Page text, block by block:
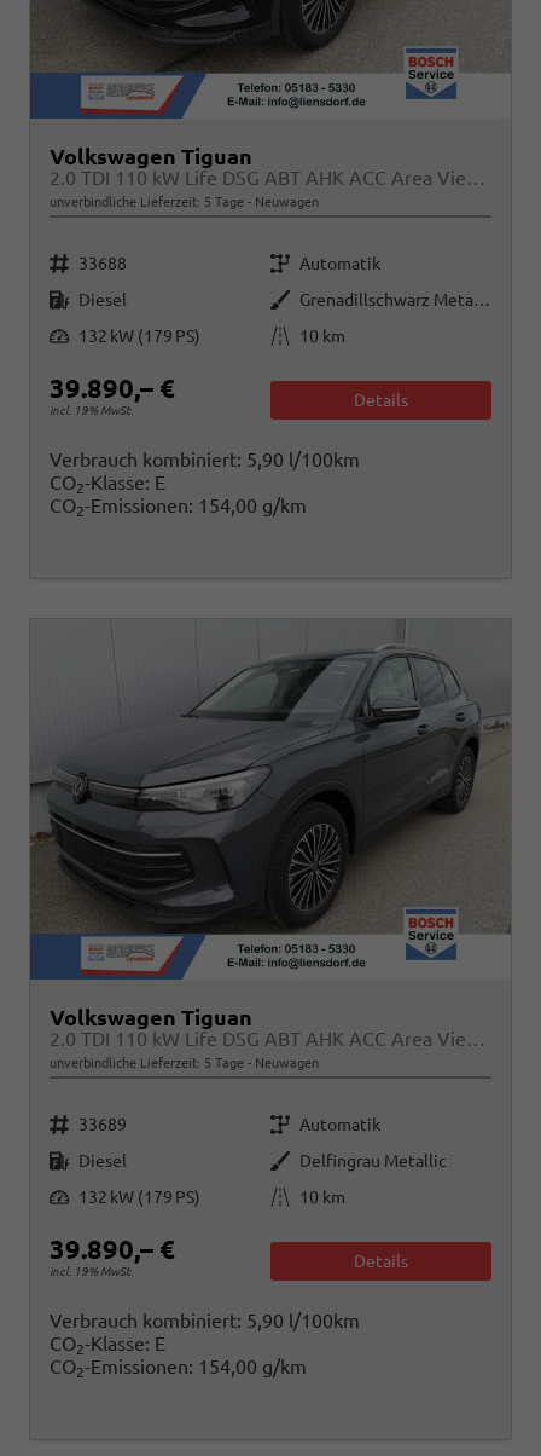
Volkswagen Tiguan
2.0 TDI 110 kW Life DSG ABT AHK ACC Area View Travel
unverbindliche Lieferzeit: 5 Tage Neuwagen
Fahrzeugnr. 33688 Getriebe Automatik
Kraftstoff Diesel Außenfarbe
Grenadillschwarz Metallic
Leistung
132 kW (179 PS) Kilometerstand 10 km
39.890,– €
incl. 19% MwSt.
Details
Verbrauch kombiniert: 5,90 l/100km
CO2-Klasse: E
CO2-Emissionen: 154,00 g/km
Volkswagen Tiguan
2.0 TDI 110 kW Life DSG ABT AHK ACC Area View Travel
unverbindliche Lieferzeit: 5 Tage Neuwagen
Fahrzeugnr. 33689 Getriebe Automatik
Kraftstoff Diesel Außenfarbe Delfingrau Metallic
Leistung
132 kW (179 PS) Kilometerstand 10 km
39.890,– €
incl. 19% MwSt.
Details
Verbrauch kombiniert: 5,90 l/100km
CO2-Klasse: E
CO2-Emissionen: 154,00 g/km